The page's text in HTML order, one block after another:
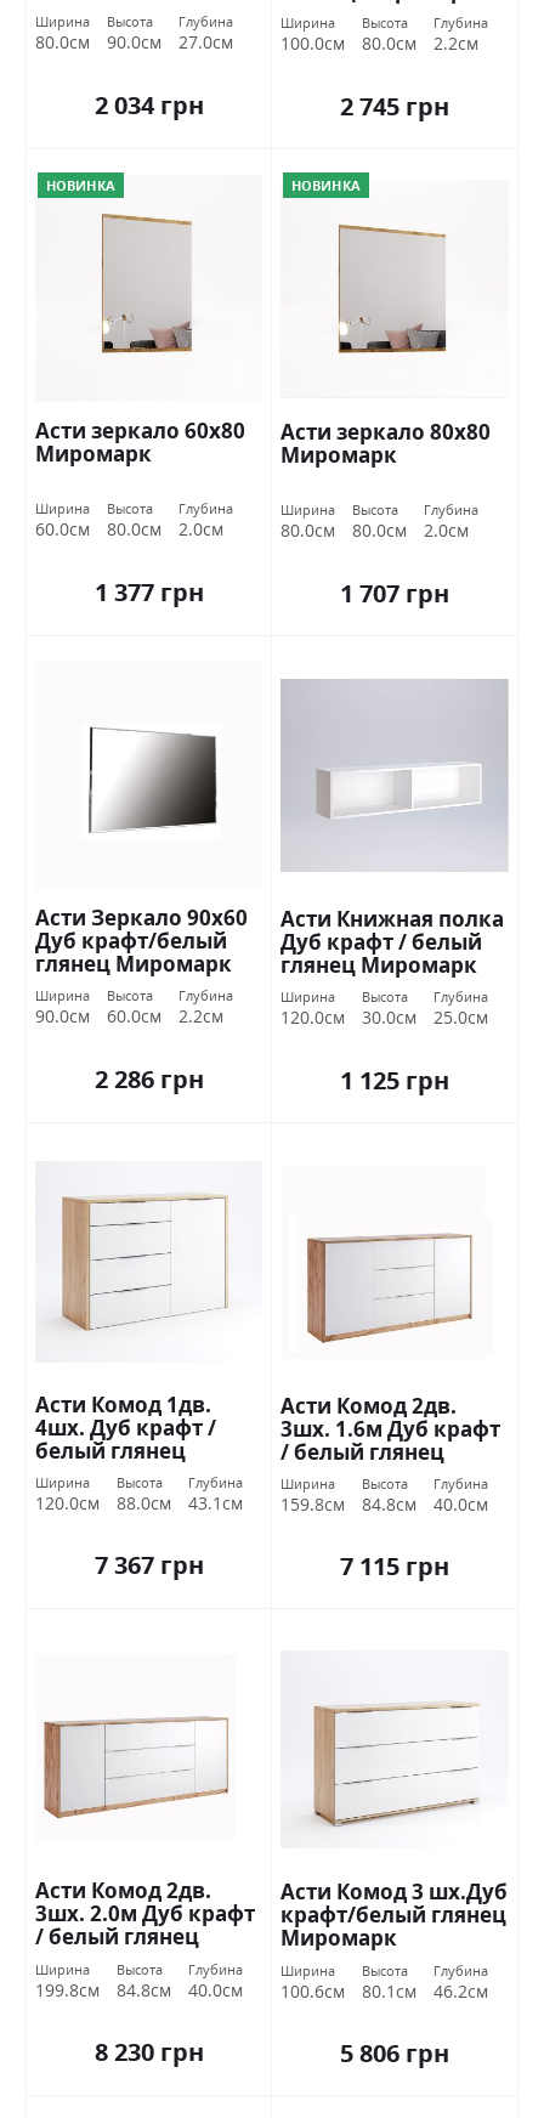
Ширина
80.0см
Высота
90.0см
Глубина
27.0см
2 034 грн
Ширина
100.0см
Высота
80.0см
Глубина
2.2см
2 745 грн
НОВИНКА
Асти зеркало 60х80
Миромарк
Ширина
60.0см
Высота
80.0см
Глубина
2.0см
1 377 грн
НОВИНКА
Асти зеркало 80х80
Миромарк
Ширина
80.0см
Высота
80.0см
Глубина
2.0см
1 707 грн
Асти Зеркало 90х60
Дуб крафт/белый
глянец Миромарк
Ширина
90.0см
Высота
60.0см
Глубина
2.2см
2 286 грн
Асти Книжная полка
Дуб крафт / белый
глянец Миромарк
Ширина
120.0см
Высота
30.0см
Глубина
25.0см
1 125 грн
Асти Комод 1дв.
4шх. Дуб крафт /
белый глянец
Миромарк
Ширина
120.0см
Высота
88.0см
Глубина
43.1см
7 367 грн
Асти Комод 2дв.
3шх. 1.6м Дуб крафт
/ белый глянец
Миромарк
Ширина
159.8см
Высота
84.8см
Глубина
40.0см
7 115 грн
Асти Комод 2дв.
3шх. 2.0м Дуб крафт
/ белый глянец
Миромарк
Ширина
199.8см
Высота
84.8см
Глубина
40.0см
8 230 грн
Асти Комод 3 шх.Дуб
крафт/белый глянец
Миромарк
Ширина
100.6см
Высота
80.1см
Глубина
46.2см
5 806 грн